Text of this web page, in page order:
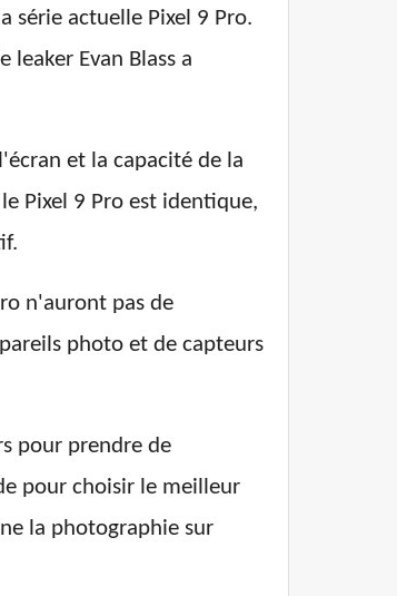
série actuelle Pixel 9 Pro.
Evan Blass a
et la capacité de la
Pixel 9 Pro est identique,
n'auront pas de
photo et de capteurs
pour prendre de
pour choisir le meilleur
la photographie sur